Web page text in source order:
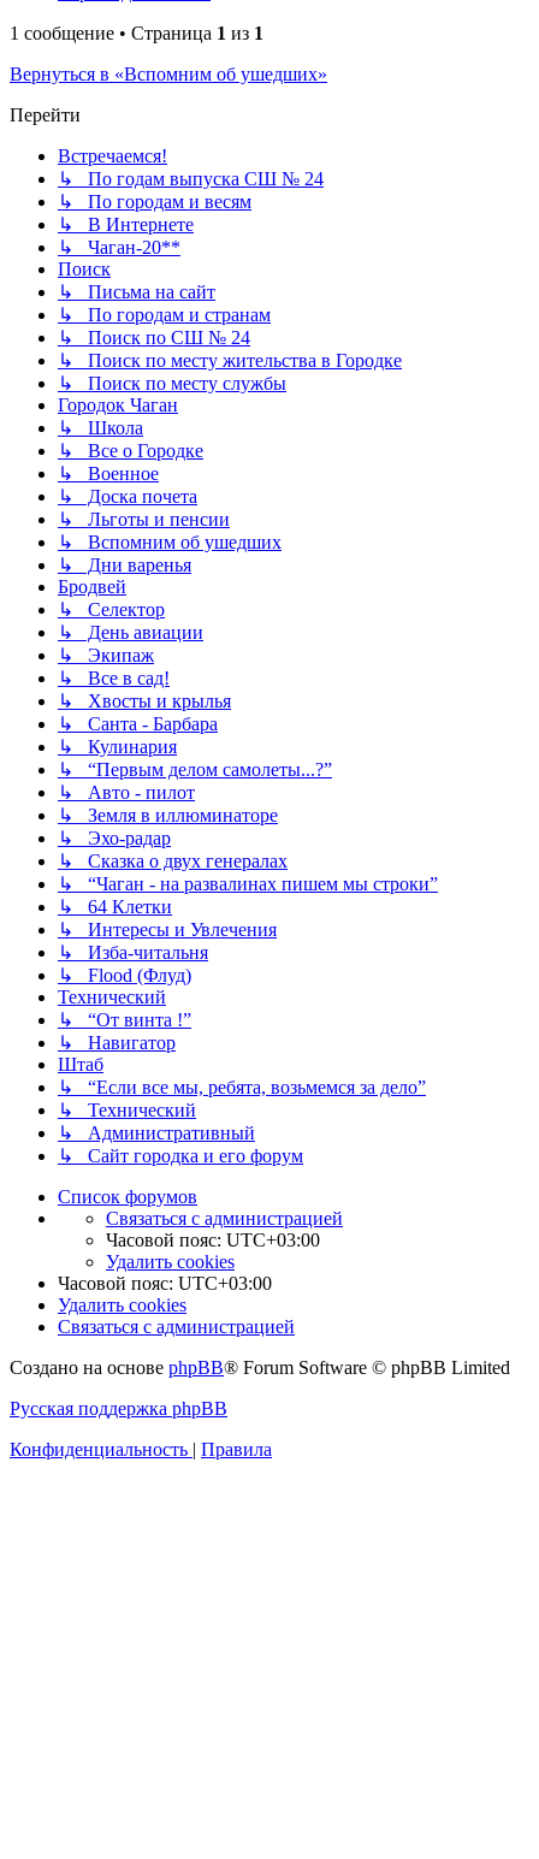
1 сообщение • Страница 1 из 1
Вернуться в «Вспомним об ушедших»
Перейти
Встречаемся!
↳ По годам выпуска СШ № 24
↳ По городам и весям
↳ В Интернете
↳ Чаган-20**
Поиск
↳ Письма на сайт
↳ По городам и странам
↳ Поиск по СШ № 24
↳ Поиск по месту жительства в Городке
↳ Поиск по месту службы
Городок Чаган
↳ Школа
↳ Все о Городке
↳ Военное
↳ Доска почета
↳ Льготы и пенсии
↳ Вспомним об ушедших
↳ Дни варенья
Бродвей
↳ Селектор
↳ День авиации
↳ Экипаж
↳ Все в сад!
↳ Хвосты и крылья
↳ Санта - Барбара
↳ Кулинария
↳ “Первым делом самолеты...?”
↳ Авто - пилот
↳ Земля в иллюминаторе
↳ Эхо-радар
↳ Сказка о двух генералах
↳ “Чаган - на развалинах пишем мы строки”
↳ 64 Клетки
↳ Интересы и Увлечения
↳ Изба-читальня
↳ Flood (Флуд)
Технический
↳ “От винта !”
↳ Навигатор
Штаб
↳ “Если все мы, ребята, возьмемся за дело”
↳ Технический
↳ Административный
↳ Сайт городка и его форум
Список форумов
Связаться с администрацией
Часовой пояс: UTC+03:00
Удалить cookies
Часовой пояс: UTC+03:00
Удалить cookies
Связаться с администрацией
Создано на основе phpBB® Forum Software © phpBB Limited
Русская поддержка phpBB
Конфиденциальность | Правила